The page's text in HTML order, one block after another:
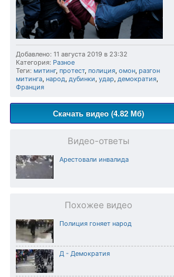
Добавлено: 11 августа 2019 в 23:32
Категория: Разное
Теги: митинг, протест, полиция омон разгон
митинга народ дубинки удар демократия
Франция
Скачать видео (4.82 Мб)
Видео-ответы
Арестовали инвалида
Похожее видео
Полиция гоняет народ
Д - Демократия